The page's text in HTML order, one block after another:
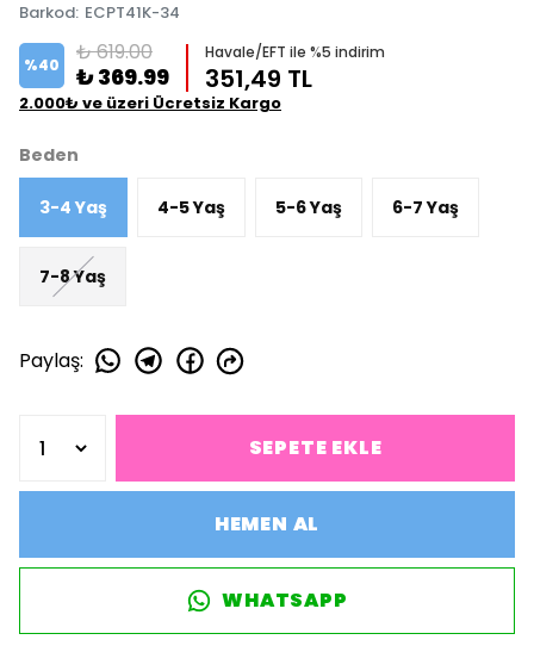
Barkod: ECPT41K-34
%40 ₺ 619.00
₺ 369.99
Havale/EFT ile %5 indirim
351,49 TL
2.000₺ ve üzeri Ücretsiz Kargo
Beden
3-4 Yaş 4-5 Yaş 5-6 Yaş 6-7 Yaş
7-8 Yaş
Paylaş:
SEPETE EKLE
HEMEN AL
WHATSAPP